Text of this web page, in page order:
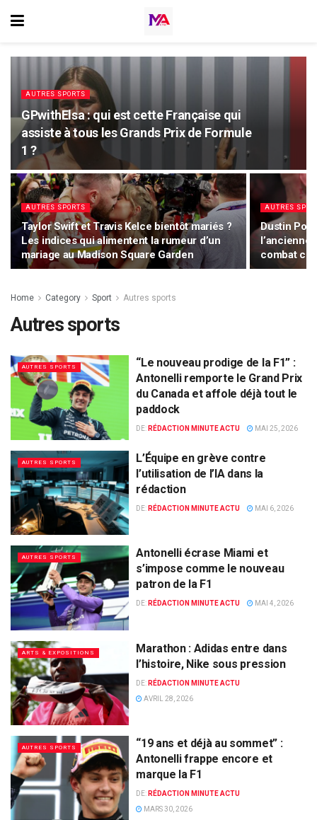
AUTRES SPORTS
GPwithElsa : qui est cette Française qui
assiste à tous les Grands Prix de Formule
1 ?
AUTRES SPORTS
Taylor Swift et Travis Kelce bientôt mariés ?
Les indices qui alimentent la rumeur d’un
mariage au Madison Square Garden
AUTRES
Dustin
l’ancienne
combat
Home Category Sport Autres sports
Autres sports
AUTRES SPORTS
“Le nouveau prodige de la F1” :
Antonelli remporte le Grand Prix
du Canada et affole déjà tout le
paddock
DE: RÉDACTION MINUTE ACTU MAI 25, 2026
AUTRES SPORTS
L’Équipe en grève contre
l’utilisation de l’IA dans la
rédaction
DE: RÉDACTION MINUTE ACTU MAI 6, 2026
AUTRES SPORTS
Antonelli écrase Miami et
s’impose comme le nouveau
patron de la F1
DE: RÉDACTION MINUTE ACTU MAI 4, 2026
ARTS & EXPOSITIONS
Marathon : Adidas entre dans
l’histoire, Nike sous pression
DE: RÉDACTION MINUTE ACTU
AVRIL 28, 2026
AUTRES SPORTS
“19 ans et déjà au sommet” :
Antonelli frappe encore et
marque la F1
DE: RÉDACTION MINUTE ACTU
MARS 30, 2026